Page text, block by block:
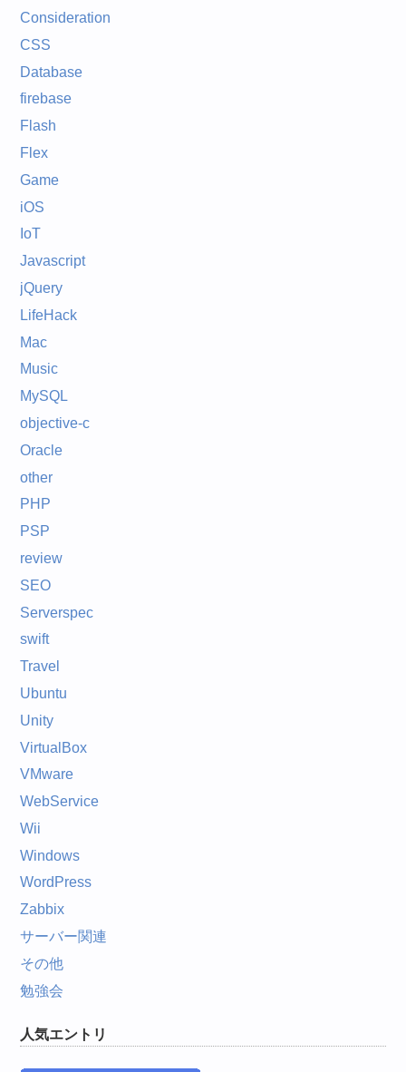
Consideration
CSS
Database
firebase
Flash
Flex
Game
iOS
IoT
Javascript
jQuery
LifeHack
Mac
Music
MySQL
objective-c
Oracle
other
PHP
PSP
review
SEO
Serverspec
swift
Travel
Ubuntu
Unity
VirtualBox
VMware
WebService
Wii
Windows
WordPress
Zabbix
サーバー関連
その他
勉強会
人気エントリ